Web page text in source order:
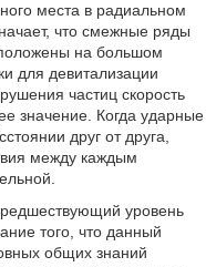
места в радиальном
что смежные ряды
на большом
для девитализации
частиц скорость
значение. Когда ударные
друг от друга,
между каждым
уровень
того, что данный
общих знаний